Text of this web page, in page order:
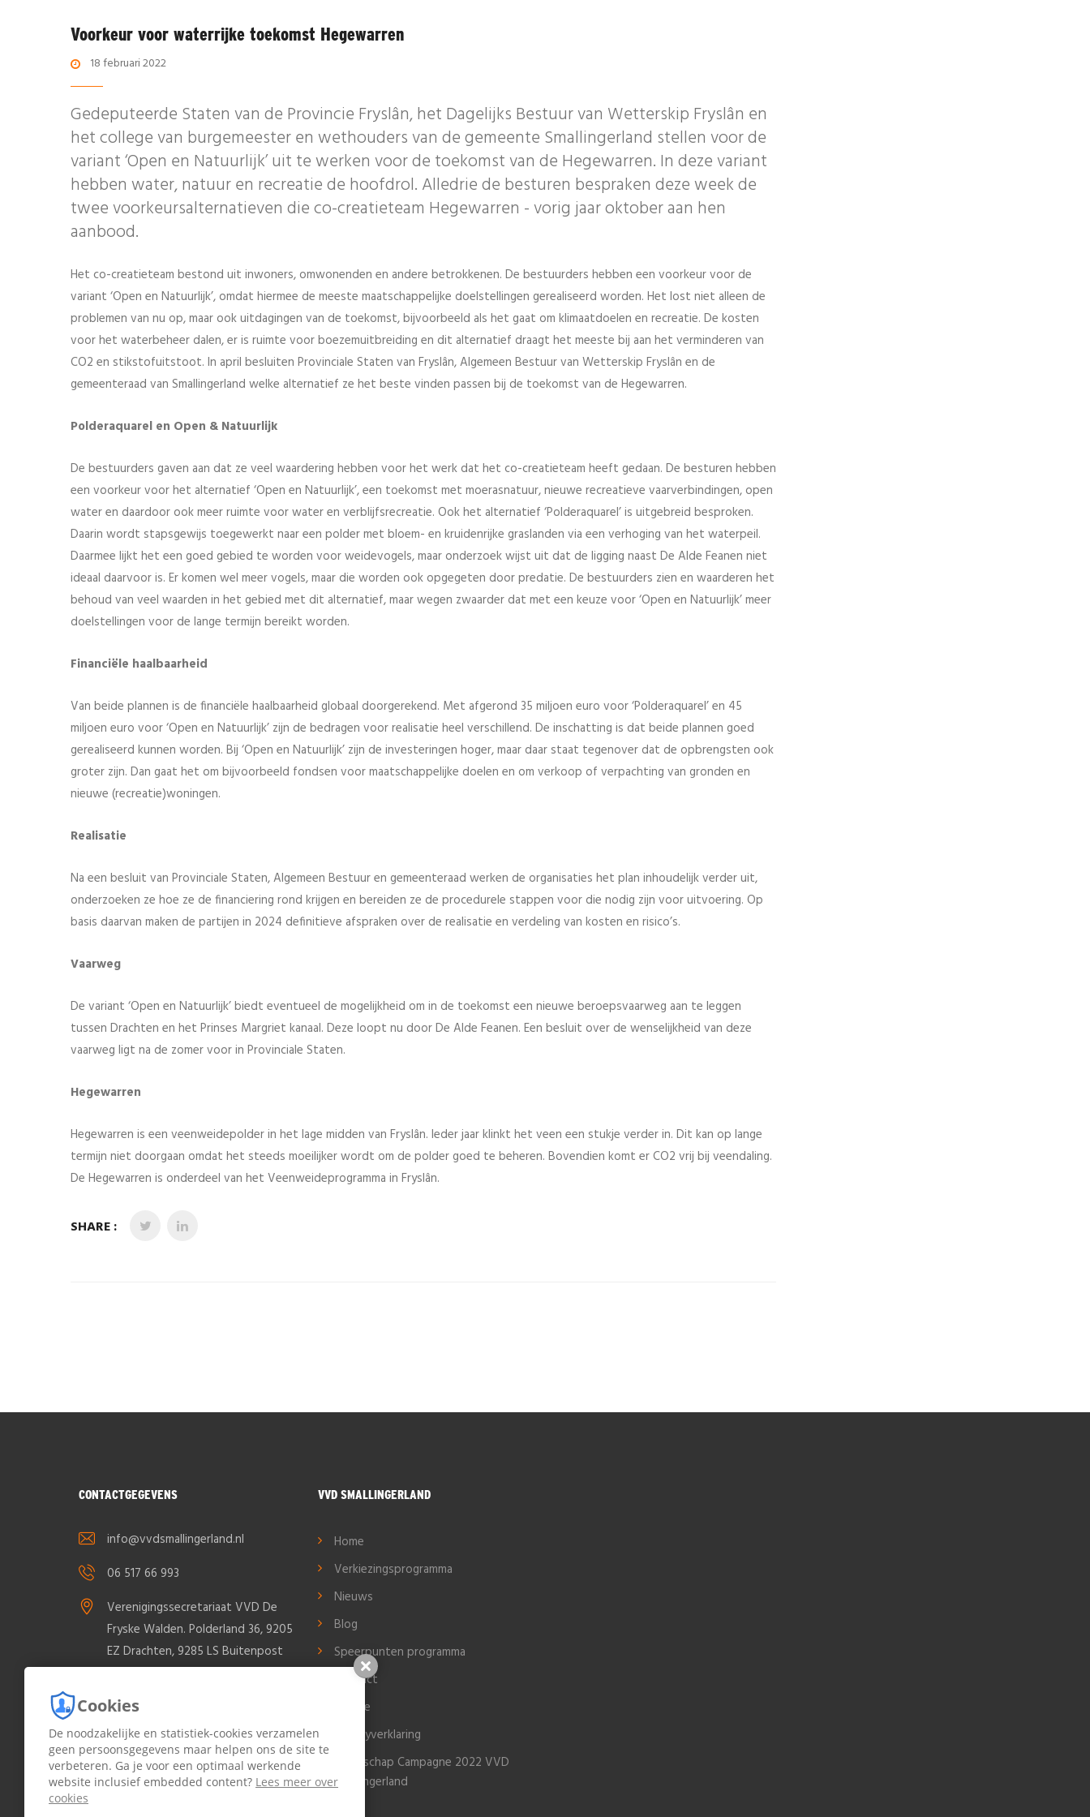
Voorkeur voor waterrijke toekomst Hegewarren
18 februari 2022
Gedeputeerde Staten van de Provincie Fryslân, het Dagelijks Bestuur van Wetterskip Fryslân en
het college van burgemeester en wethouders van de gemeente Smallingerland stellen voor de
variant ‘Open en Natuurlijk’ uit te werken voor de toekomst van de Hegewarren. In deze variant
hebben water, natuur en recreatie de hoofdrol. Alledrie de besturen bespraken deze week de
twee voorkeursalternatieven die co-creatieteam Hegewarren - vorig jaar oktober aan hen
aanbood.
Het co-creatieteam bestond uit inwoners, omwonenden en andere betrokkenen. De bestuurders hebben een voorkeur voor de
variant ‘Open en Natuurlijk’, omdat hiermee de meeste maatschappelijke doelstellingen gerealiseerd worden. Het lost niet alleen de
problemen van nu op, maar ook uitdagingen van de toekomst, bijvoorbeeld als het gaat om klimaatdoelen en recreatie. De kosten
voor het waterbeheer dalen, er is ruimte voor boezemuitbreiding en dit alternatief draagt het meeste bij aan het verminderen van
CO2 en stikstofuitstoot. In april besluiten Provinciale Staten van Fryslân, Algemeen Bestuur van Wetterskip Fryslân en de
gemeenteraad van Smallingerland welke alternatief ze het beste vinden passen bij de toekomst van de Hegewarren.
Polderaquarel en Open & Natuurlijk
De bestuurders gaven aan dat ze veel waardering hebben voor het werk dat het co-creatieteam heeft gedaan. De besturen hebben
een voorkeur voor het alternatief ‘Open en Natuurlijk’, een toekomst met moerasnatuur, nieuwe recreatieve vaarverbindingen, open
water en daardoor ook meer ruimte voor water en verblijfsrecreatie. Ook het alternatief ‘Polderaquarel’ is uitgebreid besproken.
Daarin wordt stapsgewijs toegewerkt naar een polder met bloem- en kruidenrijke graslanden via een verhoging van het waterpeil.
Daarmee lijkt het een goed gebied te worden voor weidevogels, maar onderzoek wijst uit dat de ligging naast De Alde Feanen niet
ideaal daarvoor is. Er komen wel meer vogels, maar die worden ook opgegeten door predatie. De bestuurders zien en waarderen het
behoud van veel waarden in het gebied met dit alternatief, maar wegen zwaarder dat met een keuze voor ‘Open en Natuurlijk’ meer
doelstellingen voor de lange termijn bereikt worden.
Financiële haalbaarheid
Van beide plannen is de financiële haalbaarheid globaal doorgerekend. Met afgerond 35 miljoen euro voor ‘Polderaquarel’ en 45
miljoen euro voor ‘Open en Natuurlijk’ zijn de bedragen voor realisatie heel verschillend. De inschatting is dat beide plannen goed
gerealiseerd kunnen worden. Bij ‘Open en Natuurlijk’ zijn de investeringen hoger, maar daar staat tegenover dat de opbrengsten ook
groter zijn. Dan gaat het om bijvoorbeeld fondsen voor maatschappelijke doelen en om verkoop of verpachting van gronden en
nieuwe (recreatie)woningen.
Realisatie
Na een besluit van Provinciale Staten, Algemeen Bestuur en gemeenteraad werken de organisaties het plan inhoudelijk verder uit,
onderzoeken ze hoe ze de financiering rond krijgen en bereiden ze de procedurele stappen voor die nodig zijn voor uitvoering. Op
basis daarvan maken de partijen in 2024 definitieve afspraken over de realisatie en verdeling van kosten en risico’s.
Vaarweg
De variant ‘Open en Natuurlijk’ biedt eventueel de mogelijkheid om in de toekomst een nieuwe beroepsvaarweg aan te leggen
tussen Drachten en het Prinses Margriet kanaal. Deze loopt nu door De Alde Feanen. Een besluit over de wenselijkheid van deze
vaarweg ligt na de zomer voor in Provinciale Staten.
Hegewarren
Hegewarren is een veenweidepolder in het lage midden van Fryslân. Ieder jaar klinkt het veen een stukje verder in. Dit kan op lange
termijn niet doorgaan omdat het steeds moeilijker wordt om de polder goed te beheren. Bovendien komt er CO2 vrij bij veendaling.
De Hegewarren is onderdeel van het Veenweideprogramma in Fryslân.
SHARE :
CONTACTGEGEVENS
info@vvdsmallingerland.nl
06 517 66 993
Verenigingssecretariaat VVD De
Fryske Walden. Polderland 36, 9205
EZ Drachten, 9285 LS Buitenpost
VVD SMALLINGERLAND
Home
Verkiezingsprogramma
Nieuws
Blog
Speerpunten programma
Contact
Cookie
Privacyverklaring
Boodschap Campagne 2022 VVD
Smallingerland
Cookies
De noodzakelijke en statistiek-cookies verzamelen
geen persoonsgegevens maar helpen ons de site te
verbeteren. Ga je voor een optimaal werkende
website inclusief embedded content? Lees meer over
cookies
Sluiten